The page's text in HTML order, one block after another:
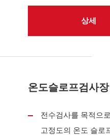
상세
온도슬로프검사
전수검사를 목적으
고정도의 온도 슬로